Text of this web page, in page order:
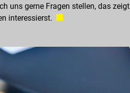
uns gerne Fragen stellen, das zeigt
interessierst.